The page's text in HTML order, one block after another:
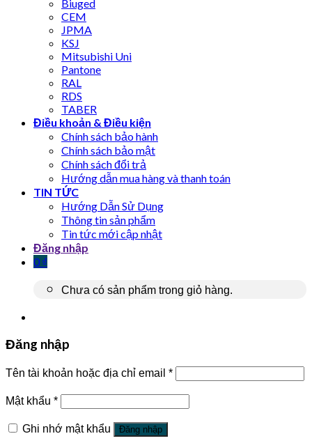
Biuged
CEM
JPMA
KSJ
Mitsubishi Uni
Pantone
RAL
RDS
TABER
Điều khoản & Điều kiện
Chính sách bảo hành
Chính sách bảo mật
Chính sách đổi trả
Hướng dẫn mua hàng và thanh toán
TIN TỨC
Hướng Dẫn Sử Dụng
Thông tin sản phẩm
Tin tức mới cập nhật
Đăng nhập
0 ₫
Chưa có sản phẩm trong giỏ hàng.
Đăng nhập
Tên tài khoản hoặc địa chỉ email *
Mật khẩu *
Ghi nhớ mật khẩu Đăng nhập